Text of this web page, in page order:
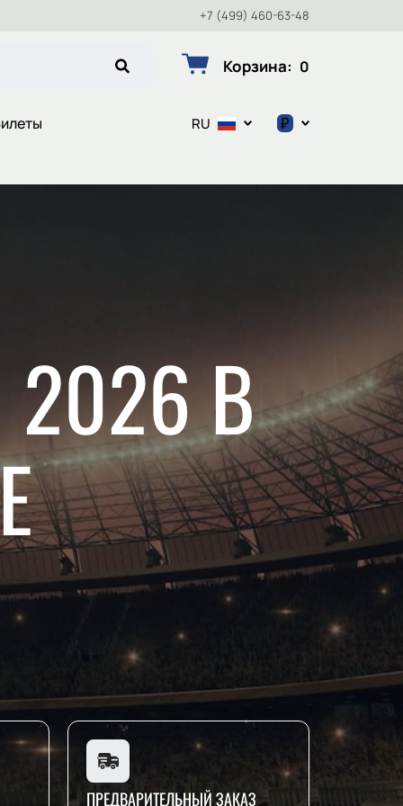
+7 (499) 460-63-48
Корзина: 0
RU ₽
В
ПРЕДВАРИТЕЛЬНЫЙ ЗАКАЗ